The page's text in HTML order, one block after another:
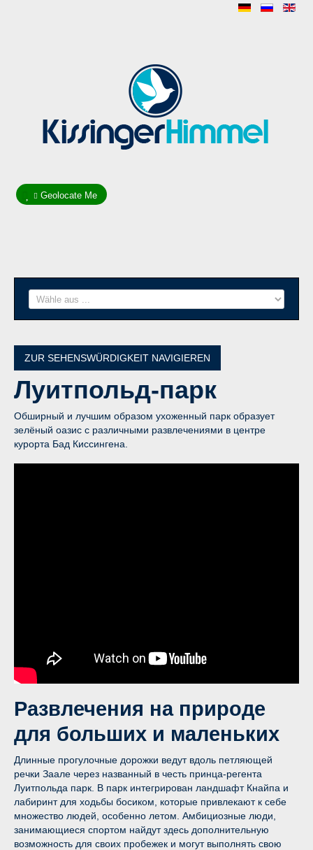
Geolocate Me
ZUR SEHENSWÜRDIGKEIT NAVIGIEREN
Луитпольд-парк
Обширный и лучшим образом ухоженный парк образует
зелёный оазис с различными развлечениями в центре
курорта Бад Киссингена.
Развлечения на природе
для больших и маленьких
Длинные прогулочные дорожки ведут вдоль петляющей
речки Заале через названный в честь принца-регента
Луитпольда парк. В парк интегрирован ландшафт Кнайпа и
лабиринт для ходьбы босиком, которые привлекают к себе
множество людей, особенно летом. Амбициозные люди,
занимающиеся спортом найдут здесь дополнительную
возможность для своих пробежек и могут выполнять свою